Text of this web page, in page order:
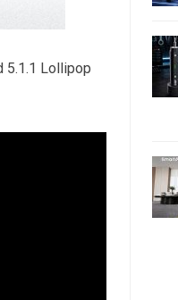
5.1.1 Lollipop